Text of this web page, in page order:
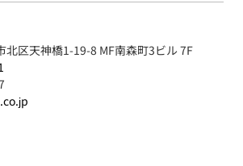
区天神橋1-19-8 MF南森町3ビル 7F